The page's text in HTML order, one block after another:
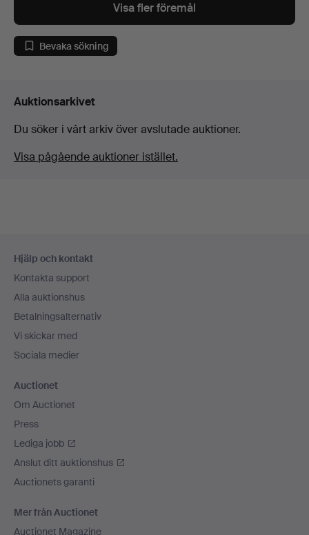
Visa fler föremål
Bevaka sökning
Auktionsarkivet
Du söker i vårt arkiv över avslutade auktioner.
Visa pågående auktioner istället.
Hjälp och kontakt
Kontakta support
Alla auktionshus
Betalningsalternativ
Vi skickar med
Sociala medier
Auctionet
Om Auctionet
Press
Lediga jobb
Anslut ditt auktionshus
Auctionets garanti
Mer från Auctionet
Auctionet Magazine